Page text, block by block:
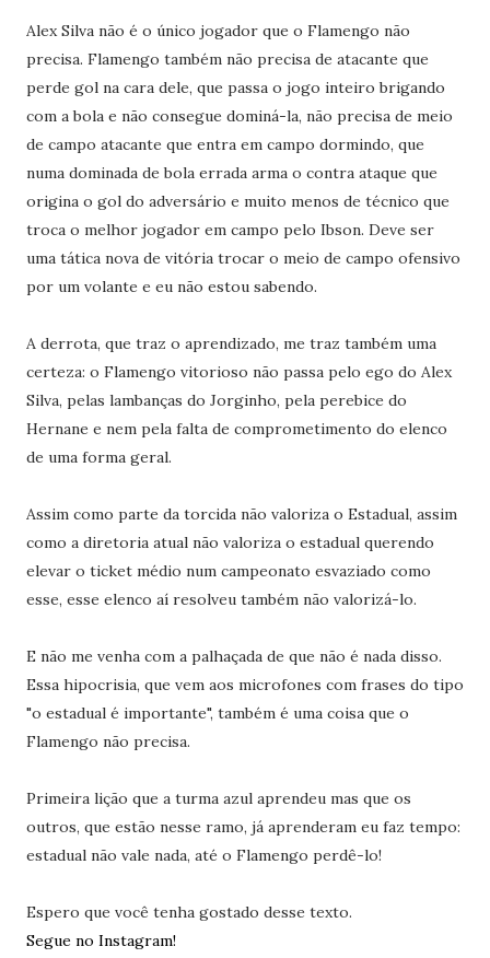
Alex Silva não é o único jogador que o Flamengo não
precisa. Flamengo também não precisa de atacante que
perde gol na cara dele, que passa o jogo inteiro brigando
com a bola e não consegue dominá-la, não precisa de meio
de campo atacante que entra em campo dormindo, que
numa dominada de bola errada arma o contra ataque que
origina o gol do adversário e muito menos de técnico que
troca o melhor jogador em campo pelo Ibson. Deve ser
uma tática nova de vitória trocar o meio de campo ofensivo
por um volante e eu não estou sabendo.
A derrota, que traz o aprendizado, me traz também uma
certeza: o Flamengo vitorioso não passa pelo ego do Alex
Silva, pelas lambanças do Jorginho, pela perebice do
Hernane e nem pela falta de comprometimento do elenco
de uma forma geral.
Assim como parte da torcida não valoriza o Estadual, assim
como a diretoria atual não valoriza o estadual querendo
elevar o ticket médio num campeonato esvaziado como
esse, esse elenco aí resolveu também não valorizá-lo.
E não me venha com a palhaçada de que não é nada disso.
Essa hipocrisia, que vem aos microfones com frases do tipo
"o estadual é importante", também é uma coisa que o
Flamengo não precisa.
Primeira lição que a turma azul aprendeu mas que os
outros, que estão nesse ramo, já aprenderam eu faz tempo:
estadual não vale nada, até o Flamengo perdê-lo!
Espero que você tenha gostado desse texto.
Segue no Instagram!